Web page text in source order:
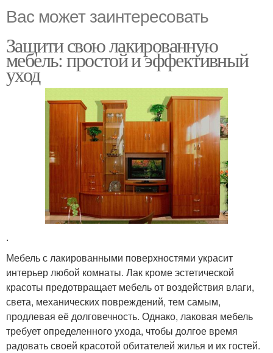
Вас может заинтересовать
Защити свою лакированную
мебель: простой и эффективный
уход
.
Мебель с лакированными поверхностями украсит
интерьер любой комнаты. Лак кроме эстетической
красоты предотвращает мебель от воздействия влаги,
света, механических повреждений, тем самым,
продлевая её долговечность. Однако, лаковая мебель
требует определенного ухода, чтобы долгое время
радовать своей красотой обитателей жилья и их гостей.